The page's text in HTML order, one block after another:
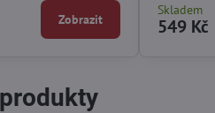
Zobrazit
Skladem
549 Kč